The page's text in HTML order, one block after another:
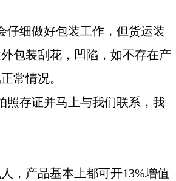
仔细做好包装工作，但货运装
包装刮花，凹陷，如不存在产
常情况。
照存证并马上与我们联系，我
，产品基本上都可开13%增值